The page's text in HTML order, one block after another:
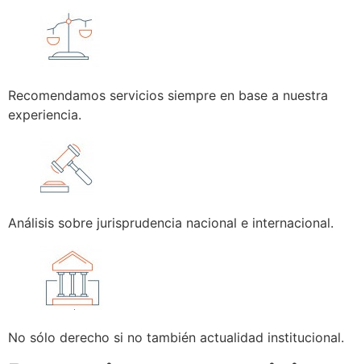
Recomendamos servicios siempre en base a nuestra
experiencia.
Análisis sobre jurisprudencia nacional e internacional.
No sólo derecho si no también actualidad institucional.